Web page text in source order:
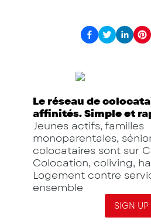
Le réseau de
affinités. Simple et
Jeunes actifs, familles
monoparentales,
colocataires sont sur
Colocation, coliving,
Logement contre
ensemble
SIGN UP